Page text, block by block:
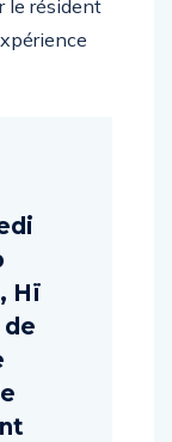
le résident
Hï
de